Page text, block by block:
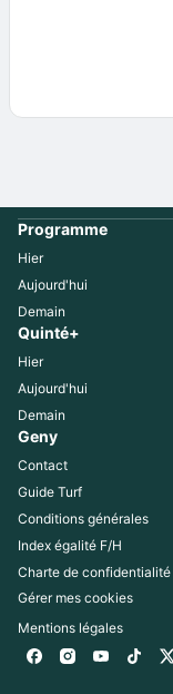
Programme
Hier
Aujourd'hui
Demain
Quinté+
Hier
Aujourd'hui
Demain
Geny
Contact
Guide Turf
Conditions générales
Index égalité F/H
Charte de confidentialité
Gérer mes cookies
Mentions légales